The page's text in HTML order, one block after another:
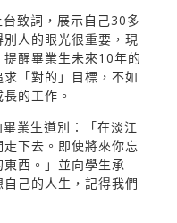
致詞，展示自己30多
人的眼光很重要，現
醒畢業生未來10年的
「對的」目標，不如
的工作。
業生道別：「在淡江
下去。即使將來你忘
西。」並向學生承
己的人生，記得我們